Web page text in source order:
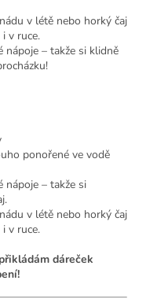
v létě nebo horký čaj
v ruce.
– takže si klidně
ponořené ve vodě
– takže si
v létě nebo horký čaj
v ruce.
dáreček